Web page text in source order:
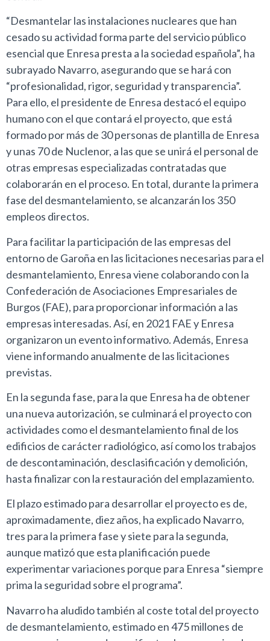
“Desmantelar las instalaciones nucleares que han
cesado su actividad forma parte del servicio público
esencial que Enresa presta a la sociedad española”, ha
subrayado Navarro, asegurando que se hará con
“profesionalidad, rigor, seguridad y transparencia”.
Para ello, el presidente de Enresa destacó el equipo
humano con el que contará el proyecto, que está
formado por más de 30 personas de plantilla de Enresa
y unas 70 de Nuclenor, a las que se unirá el personal de
otras empresas especializadas contratadas que
colaborarán en el proceso. En total, durante la primera
fase del desmantelamiento, se alcanzarán los 350
empleos directos.
Para facilitar la participación de las empresas del
entorno de Garoña en las licitaciones necesarias para el
desmantelamiento, Enresa viene colaborando con la
Confederación de Asociaciones Empresariales de
Burgos (FAE), para proporcionar información a las
empresas interesadas. Así, en 2021 FAE y Enresa
organizaron un evento informativo. Además, Enresa
viene informando anualmente de las licitaciones
previstas.
En la segunda fase, para la que Enresa ha de obtener
una nueva autorización, se culminará el proyecto con
actividades como el desmantelamiento final de los
edificios de carácter radiológico, así como los trabajos
de descontaminación, desclasificación y demolición,
hasta finalizar con la restauración del emplazamiento.
El plazo estimado para desarrollar el proyecto es de,
aproximadamente, diez años, ha explicado Navarro,
tres para la primera fase y siete para la segunda,
aunque matizó que esta planificación puede
experimentar variaciones porque para Enresa “siempre
prima la seguridad sobre el programa”.
Navarro ha aludido también al coste total del proyecto
de desmantelamiento, estimado en 475 millones de